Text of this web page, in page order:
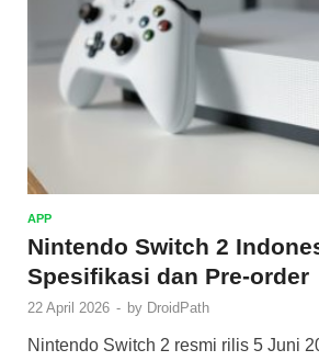
APP
Nintendo Switch 2
Spesifikasi dan Pre-order
22 April 2026 - by DroidPath
Nintendo Switch 2 resmi rilis 5 Juni